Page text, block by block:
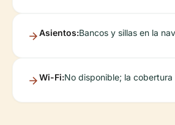
Asientos:Bancos y sillas en la
Wi-Fi:No disponible; la